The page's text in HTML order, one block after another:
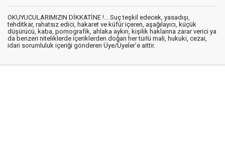
OKUYUCULARIMIZIN DİKKATİNE !... Suç teşkil edecek, yasadışı,
tehditkar, rahatsız edici, hakaret ve küfür içeren, aşağılayıcı, küçük
düşürücü, kaba, pornografik, ahlaka aykırı, kişilik haklarına zarar verici ya
da benzeri niteliklerde içeriklerden doğan her türlü mali, hukuki, cezai,
idari sorumluluk içeriği gönderen Üye/Üyeler’e aittir.